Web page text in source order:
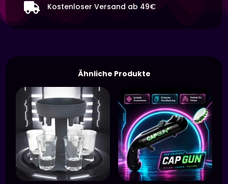
 Kostenloser Versand ab 49€
Ähnliche Produkte